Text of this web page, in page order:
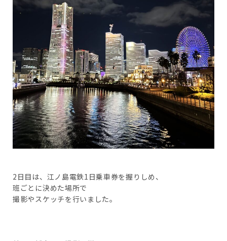
2日目は、江ノ島電鉄1日乗車券を握りしめ、
班ごとに決めた場所で
撮影やスケッチを行いました。